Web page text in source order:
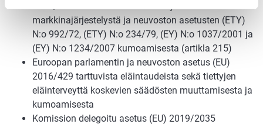
markkinajärjestelystä ja neuvoston asetusten (ETY)
N:o 992/72, (ETY) N:o 234/79, (EY) N:o 1037/2001 ja
(EY) N:o 1234/2007 kumoamisesta (artikla 215)
Euroopan parlamentin ja neuvoston asetus (EU)
2016/429 tarttuvista eläintaudeista sekä tiettyjen
eläinterveyttä koskevien säädösten muuttamisesta ja
kumoamisesta
Komission delegoitu asetus (EU) 2019/2035